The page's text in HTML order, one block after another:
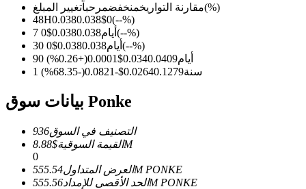
العقود الآجلة USDC
مقارنة التواريخمنخفضمرحباًتغيير المبلغ
(%)
48H0.0380.038$0(--%)
7 أيام
0.0380.038
$
0 (--%)
30 أيام
0.0380.038
$
0 (--%)
90 أيام
0.0340.0409
$
0.0001
(
+
0.26
%)
1 سنة
0.02640.1279
$
-0.0821
(
-68.35
%)
بيانات سوق Ponke
التصنيف في السوق936
القيمة السوقية$
8.88M
0
العرض المتداول555.54M PONKE
الحد الأقصى للإمداد555.56M PONKE